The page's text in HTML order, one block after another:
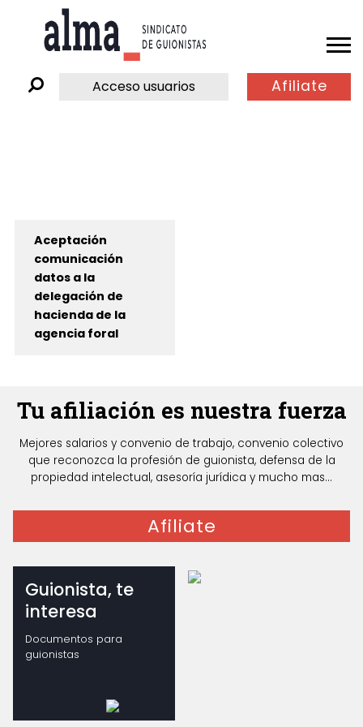
Acceso usuarios Afiliate
Aceptación
comunicación
datos a la
delegación de
hacienda de la
agencia foral
Tu afiliación es nuestra fuerza
Mejores salarios y convenio de trabajo, convenio colectivo
que reconozca la profesión de guionista, defensa de la
propiedad intelectual, asesoría jurídica y mucho mas...
Afiliate
Guionista, te
interesa
Documentos para
guionistas